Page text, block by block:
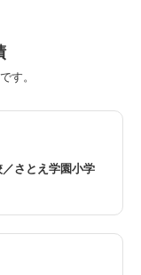
入間市
北本市
す。
さとえ学園小学